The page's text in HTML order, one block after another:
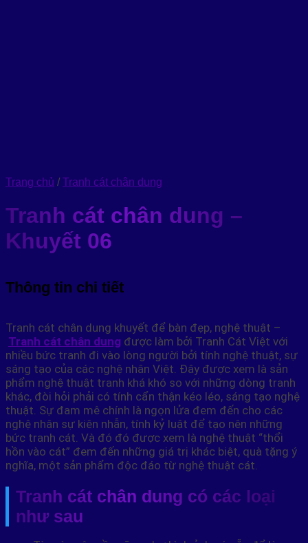
Trang chủ / Tranh cát chân dung
Tranh cát chân dung –
Khuyết 06
Thông tin chi tiết
Tranh cát chân dung khuyết để bàn đẹp, nghệ thuật –
Tranh cát chân dung được làm bởi Tranh Cát Việt với
nhiều bức tranh đi vào lòng người bởi tính nghệ thuật, sự
sáng tạo của các nghệ nhân Việt. Đây được xem là sản
phẩm nghệ thuật tranh khá khó so với những dòng tranh
khác, đòi hỏi phải có tính cẩn thận kéo léo, sáng tạo nghệ
thuật. Sự đam mê chính là ngọn lửa đem đến cho các
nghệ nhân sự kiên nhẫn, tính kỷ luật để tạo nên những
bức tranh cát. Và đó đó được xem là nghệ thuật “thổi
hồn vào cát” đem đến những giá trị khác biệt, quà tặng ý
nghĩa, một sản phẩm độc đáo từ nghệ thuật cát.
Tranh cát chân dung có các loại
như sau